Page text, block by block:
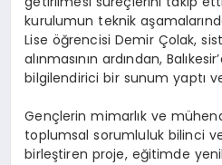
kurulumun teknik
Lise öğrencisi Demir Çolak,
alınmasının ardından,
bilgilendirici bir sunum yaptı
Gençlerin mimarlık ve
toplumsal sorumluluk bilinci ve
birleştiren proje, eğitimde